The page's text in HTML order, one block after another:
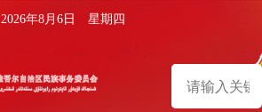
2026年8月6日 星期四